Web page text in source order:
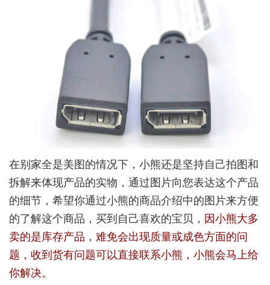
在别家全是美图的情况下，小熊还是坚持自己拍图和
拆解来体现产品的实物，通过图片向您表达这个产品
的细节，希望你通过小熊的商品介绍中的图片来方便
的了解这个商品，买到自己喜欢的宝贝， 因小熊大多
卖的是库存产品，难免会出现质量或成色方面的问
题，收到货有问题可以直接联系小熊，小熊会马上给
你解决。